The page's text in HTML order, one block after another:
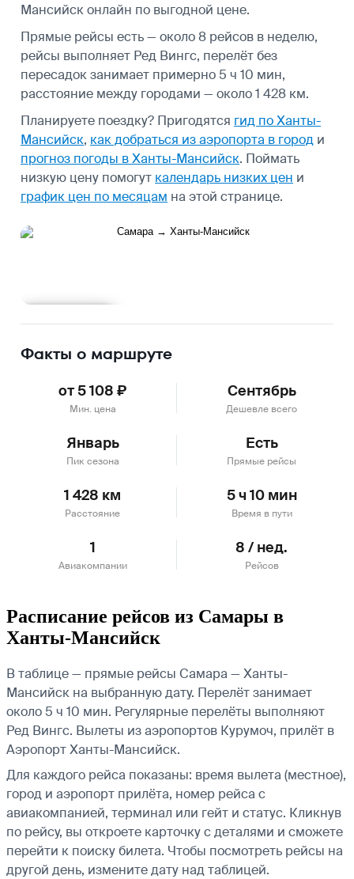
Мансийск онлайн по выгодной цене.
Прямые рейсы есть — около 8 рейсов в неделю,
рейсы выполняет Ред Вингс, перелёт без
пересадок занимает примерно 5 ч 10 мин,
расстояние между городами — около 1 428 км.
Планируете поездку? Пригодятся гид по Ханты-
Мансийск, как добраться из аэропорта в город и
прогноз погоды в Ханты-Мансийск. Поймать
низкую цену помогут календарь низких цен и
график цен по месяцам на этой странице.
Факты о маршруте
от 5 108 ₽
Мин. цена
Сентябрь
Дешевле всего
Январь
Пик сезона
Есть
Прямые рейсы
1 428 км
Расстояние
5 ч 10 мин
Время в пути
1
Авиакомпании
8 / нед.
Рейсов
Расписание рейсов из Самары в
Ханты-Мансийск
В таблице — прямые рейсы Самара — Ханты-
Мансийск на выбранную дату. Перелёт занимает
около 5 ч 10 мин. Регулярные перелёты выполняют
Ред Вингс. Вылеты из аэропортов Курумоч, прилёт в
Аэропорт Ханты-Мансийск.
Для каждого рейса показаны: время вылета (местное),
город и аэропорт прилёта, номер рейса с
авиакомпанией, терминал или гейт и статус. Кликнув
по рейсу, вы откроете карточку с деталями и сможете
перейти к поиску билета. Чтобы посмотреть рейсы на
другой день, измените дату над таблицей.